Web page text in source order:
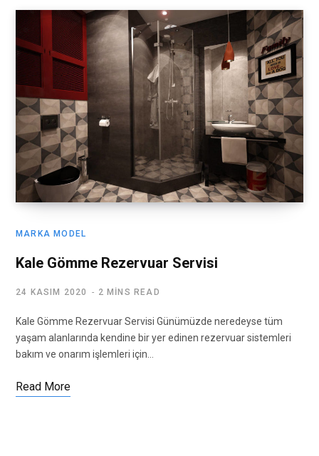
MARKA MODEL
Kale Gömme Rezervuar Servisi
24 KASIM 2020 2 MINS READ
Kale Gömme Rezervuar Servisi Günümüzde neredeyse tüm
yaşam alanlarında kendine bir yer edinen rezervuar sistemleri
bakım ve onarım işlemleri için…
Read More